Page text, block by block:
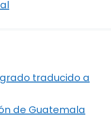
traducido a
de Guatemala